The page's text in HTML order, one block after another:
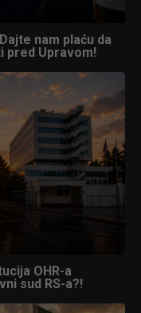
nam plaću da
pred Upravom!
OHR-a
sud RS-a?!